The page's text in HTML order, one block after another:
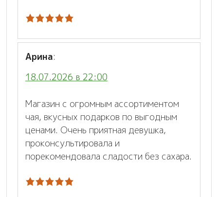
Арина:
18.07.2026 в 22:00
Магазин с огромным ассортиментом
чая, вкусных подарков по выгодным
ценами. Очень приятная девушка,
проконсультировала и
порекомендовала сладости без сахара.